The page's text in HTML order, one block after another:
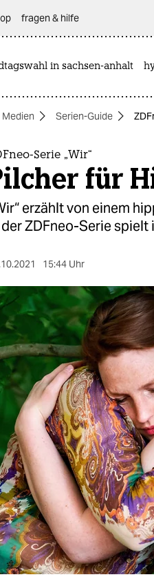
fragen & hilfe
in sachsen-anhalt
Medien Serien-Guide
Serie „Wir“
für
erzählt von einem
ZDFneo-Serie
15:44 Uhr